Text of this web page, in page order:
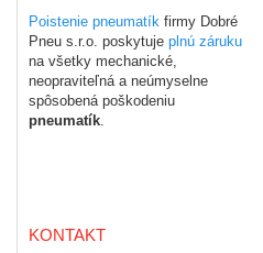
Poistenie pneumatík firmy Dobré
Pneu s.r.o. poskytuje plnú záruku
na všetky mechanické,
neopraviteľná a neúmyselne
spôsobená poškodeniu
pneumatík
KONTAKT